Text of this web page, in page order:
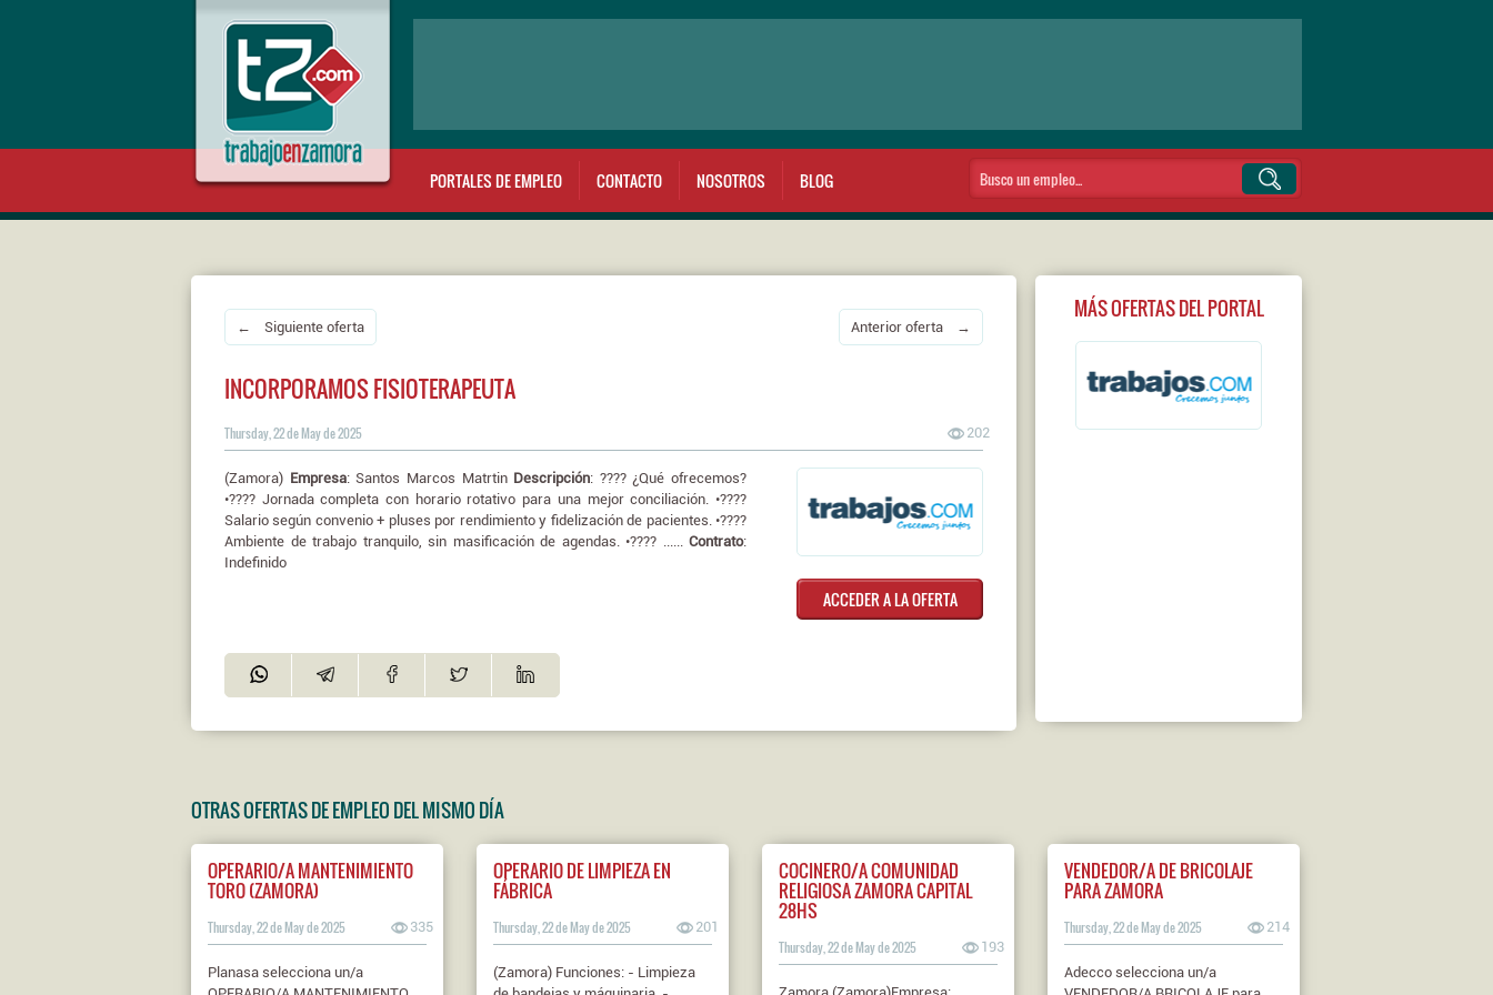
PORTALES DE EMPLEO CONTACTO NOSOTROS BLOG
← Siguiente oferta Anterior oferta →
INCORPORAMOS FISIOTERAPEUTA
Thursday, 22 de May de 2025 202
(Zamora) Empresa: Santos Marcos Matrtin Descripción: ???? ¿Qué ofrecemos?
•???? Jornada completa con horario rotativo para una mejor conciliación. •????
Salario según convenio + pluses por rendimiento y fidelización de pacientes. •????
Ambiente de trabajo tranquilo, sin masificación de agendas. •???? ...... Contrato:
Indefinido
ACCEDER A LA OFERTA
MÁS OFERTAS DEL PORTAL
OTRAS OFERTAS DE EMPLEO DEL MISMO DÍA
OPERARIO/A MANTENIMIENTO
TORO (ZAMORA)
Thursday, 22 de May de 2025 335
Planasa selecciona un/a
OPERARIO DE LIMPIEZA EN
FÁBRICA
Thursday, 22 de May de 2025 201
(Zamora) Funciones: - Limpieza
COCINERO/A COMUNIDAD
RELIGIOSA ZAMORA CAPITAL
28HS
Thursday, 22 de May de 2025 193
VENDEDOR/A DE BRICOLAJE
PARA ZAMORA
Thursday, 22 de May de 2025 214
Adecco selecciona un/a